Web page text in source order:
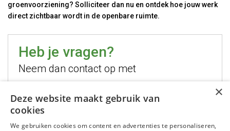
groenvoorziening? Solliciteer dan nu en ontdek hoe jouw werk
direct zichtbaar wordt in de openbare ruimte.
Heb je vragen?
Neem dan contact op met
Hugo Jelier
Bel mij
Stuur mij een email
×
Deze website maakt gebruik van
cookies
We gebruiken cookies om content en advertenties te personaliseren,